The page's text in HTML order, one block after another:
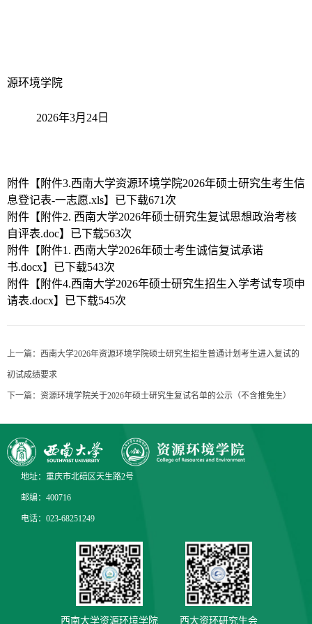
源环境学院
2026年3月 24 日
附件【 附件3.西南大学资源环境学院2026年硕士研究生考生信
息登记表-一志愿.xls】已下载671 次
附件【 附件2. 西南大学2026年硕士研究生复试思想政治考核
自评表.doc】已下载563次
附件【 附件1. 西南大学2026年硕士考生诚信复试承诺
书.docx】已下载543次
附件【 附件4.西南大学2026年硕士研究生招生入学考试专项申
请表.docx】已下载545次
上一篇： 西南大学2026年资源环境学院硕士研究生招生普通计划考生进入复试的
初试成绩要求
下一篇： 资源环境学院关于2026年硕士研究生复试名单的公示（不含推免生）
地址：重庆市北碚区天生路2号
邮编：400716
电话：023-68251249
西南大学资源环境学院 西大资环研究生会